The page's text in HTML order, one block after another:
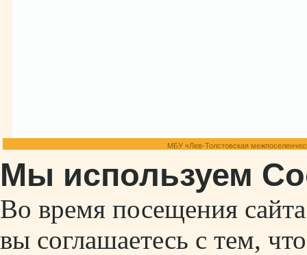
МБУ «Лев-Толстовская
Мы используем
Во время посещения
вы соглашаетесь с тем,